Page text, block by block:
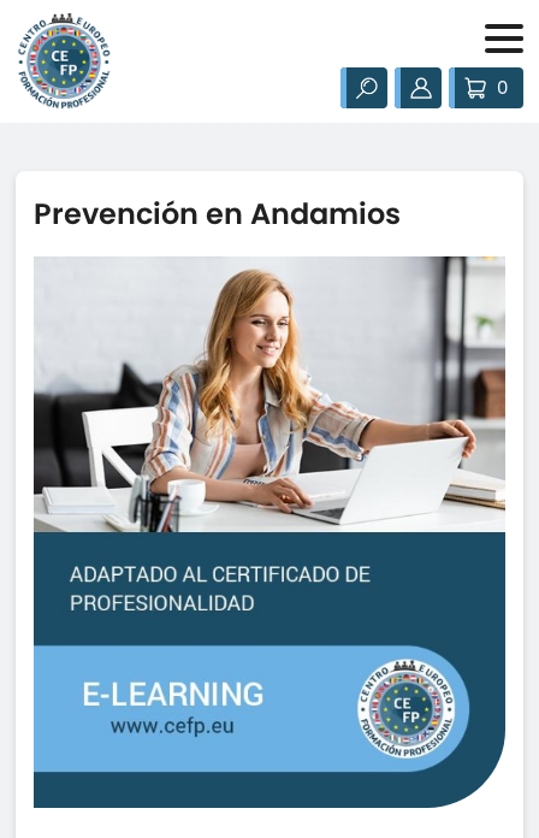
0
Prevención en Andamios